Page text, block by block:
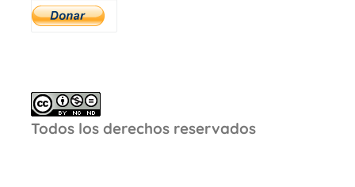
Todos los derechos reservados